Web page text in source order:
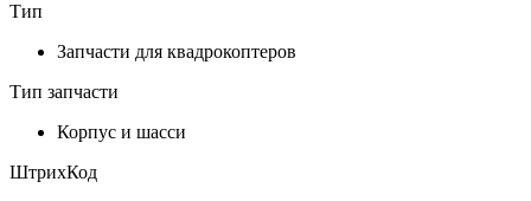
Тип
Запчасти для квадрокоптеров
Тип запчасти
Корпус и шасси
ШтрихКод